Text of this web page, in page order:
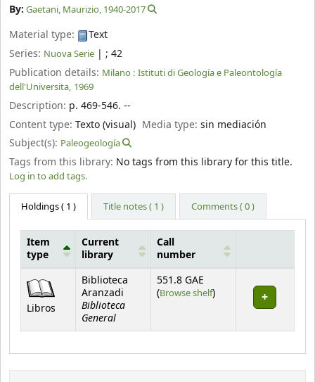
By: Gaetani, Maurizio, 1940-2017
Material type:
Text
Series: Nuova Serie | ; 42
Publication details: Milano : Istituti di Geología e Paleontología
dell'Universita, 1969
Description: p. 469-546. --
Content type: Texto (visual) Media type:sin mediación
Subject(s): Paleogeología
Tags from this library: No tags from this library for this title.
Log in to add tags.
Holdings( 1 ) Title notes ( 1 ) Comments ( 0 )
Holdings
Item
type
Current
library
Call
number
Libros
Biblioteca
Aranzadi
Biblioteca
General
551.8 GAE
(Browse shelf(Opens below)
)